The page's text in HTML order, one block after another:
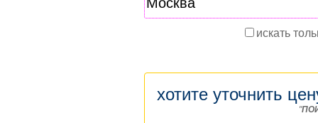
искать
хотите уточнить
"